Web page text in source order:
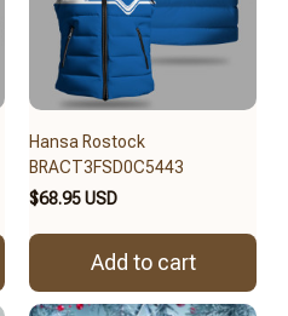
Hansa Rostock
BRACT3FSD0C5443
$68.95 USD
Add to cart